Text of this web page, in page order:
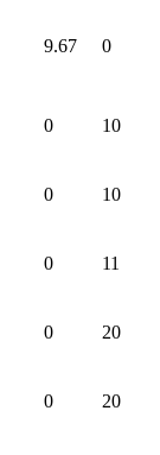
9.67 0
0 10
0 10
0 11
0 20
0 20